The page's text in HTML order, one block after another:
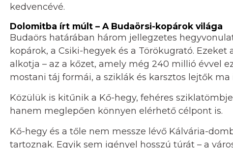
kedvencévé.
Dolomitba írt múlt – A Budaörsi-kopárok világa
Budaörs határában három jellegzetes
kopárok, a Csiki-hegyek és a Törökugrató.
alkotja – az a kőzet, amely még 240 millió évvel
mostani táj formái, a sziklák és karsztos lejtők
Közülük is kitűnik a Kő-hegy, fehéres
hanem meglepően könnyen elérhető célpont is.
Kő-hegy és a tőle nem messze lévő Kálvária-
tartoznak. Egyik sem igényel hosszú túrát – a